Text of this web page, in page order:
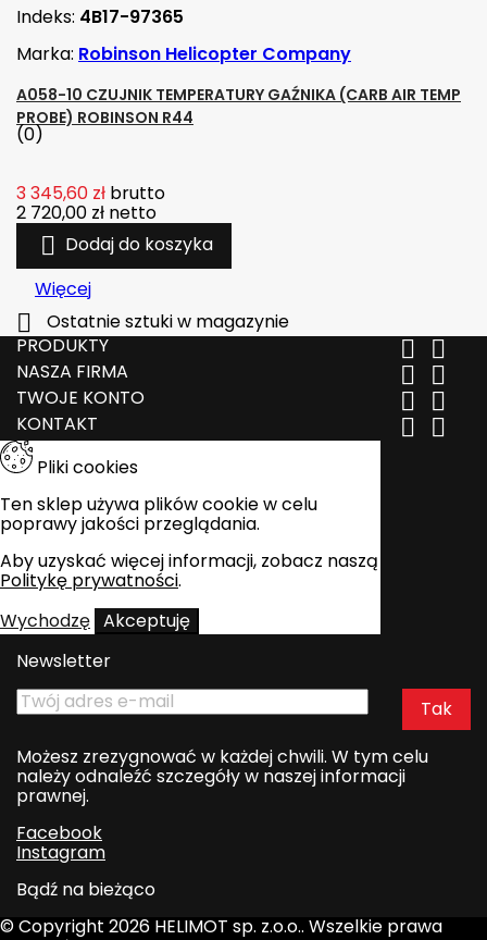
Indeks: 4B17-97365
Marka: Robinson Helicopter Company
A058-10 CZUJNIK TEMPERATURY GAŹNIKA (CARB AIR TEMP
PROBE) ROBINSON R44
(0)
3 345,60 zł brutto
2 720,00 zł netto
 Dodaj do koszyka
Więcej

Ostatnie sztuki w magazynie
PRODUKTY
 
NASZA FIRMA  
TWOJE KONTO  
KONTAKT  
Pliki cookies
Ten sklep używa plików cookie w celu
poprawy jakości przeglądania.
Aby uzyskać więcej informacji, zobacz naszą
Politykę prywatności.
Wychodzę Akceptuję
Newsletter
Możesz zrezygnować w każdej chwili. W tym celu
należy odnaleźć szczegóły w naszej informacji
prawnej.
Facebook
Instagram
Bądź na bieżąco
© Copyright 2026 HELIMOT sp. z.o.o.. Wszelkie prawa